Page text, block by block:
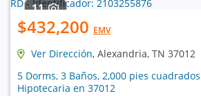
11
$432,200 EMV
Ver Dirección, Alexandria, TN 37012
5 Dorms, 3 Baños, 2,000 pies
Hipotecaria en 37012